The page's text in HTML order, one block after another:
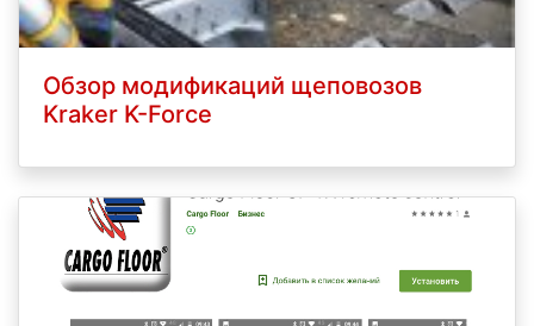
Обзор модификаций щеповозов
Kraker K-Force